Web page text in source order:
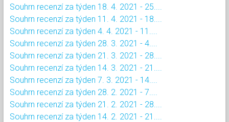
Souhrn recenzí za týden 18. 4. 2021 - 25....
Souhrn recenzí za týden 11. 4. 2021 - 18....
Souhrn recenzí za týden 4. 4. 2021 - 11....
Souhrn recenzí za týden 28. 3. 2021 - 4....
Souhrn recenzí za týden 21. 3. 2021 - 28....
Souhrn recenzí za týden 14. 3. 2021 - 21....
Souhrn recenzí za týden 7. 3. 2021 - 14....
Souhrn recenzí za týden 28. 2. 2021 - 7....
Souhrn recenzí za týden 21. 2. 2021 - 28....
Souhrn recenzí za týden 14. 2. 2021 - 21....